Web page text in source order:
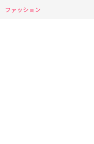
ファッション